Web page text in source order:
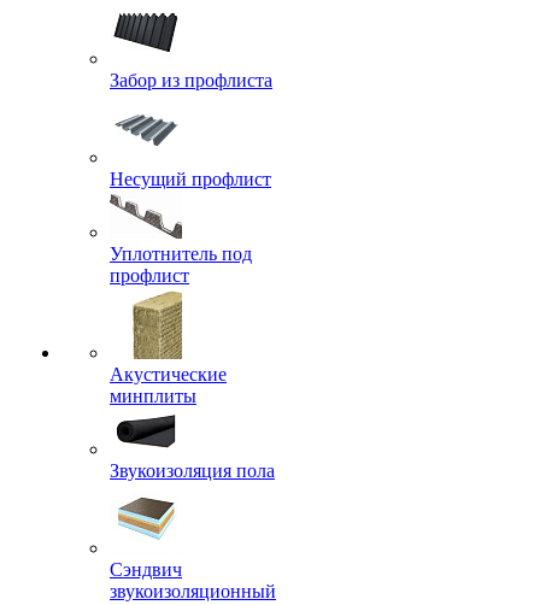
Забор из профлиста
Несущий профлист
Уплотнитель под
профлист
Акустические
минплиты
Звукоизоляция пола
Сэндвич
звукоизоляционный